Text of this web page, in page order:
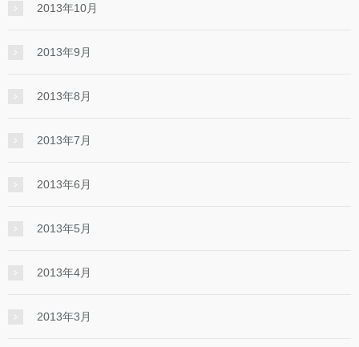
2013年10月
2013年9月
2013年8月
2013年7月
2013年6月
2013年5月
2013年4月
2013年3月